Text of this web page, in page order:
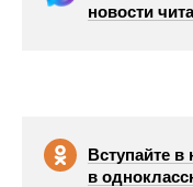
новости
Вступайте в
в